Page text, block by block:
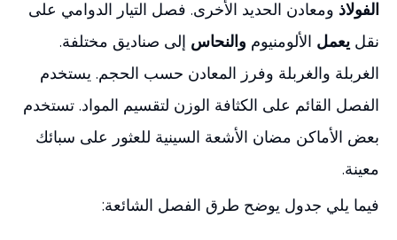
الفولاذ ومعادن الحديد الأخرى. فصل التيار الدوامي على
نقل يعمل الألومنيوم والنحاس إلى صناديق مختلفة.
الغربلة والغربلة وفرز المعادن حسب الحجم. يستخدم
الفصل القائم على الكثافة الوزن لتقسيم المواد. تستخدم
بعض الأماكن مضان الأشعة السينية للعثور على سبائك
معينة.
فيما يلي جدول يوضح طرق الفصل الشائعة: